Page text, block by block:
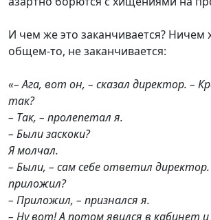
И чем же это заканчивается?
общем-то, не заканчивается:
«– Ага, вот он, – сказал директор. –
так?
– Так, – пролепетал я.
– Были заскоки?
Я молчал.
– Были, – сам себе ответил директор.
приложил?
– Приложил, – признался я.
– Ну вот! А потом явился в кабинет